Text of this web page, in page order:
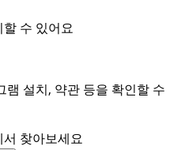
할 수 있어요
램 설치, 약관 등을 확인할 수
찾아보세요